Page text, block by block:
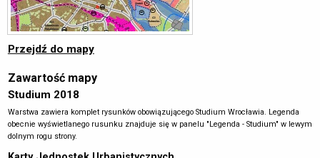
Przejdź do mapy
Zawartość mapy
Studium 2018
Warstwa zawiera komplet rysunków obowiązującego Studium Wrocławia. Legenda
obecnie wyświetlanego rusunku znajduje się w panelu "Legenda - Studium" w lewym
dolnym rogu strony.